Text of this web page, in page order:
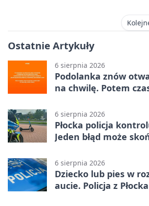
Ostatnie Artykuły
6 sierpnia 2026
Podolanka znów
na chwilę. Potem
6 sierpnia 2026
Płocka policja
Jeden błąd może
6 sierpnia 2026
Dziecko lub pies w
aucie. Policja z